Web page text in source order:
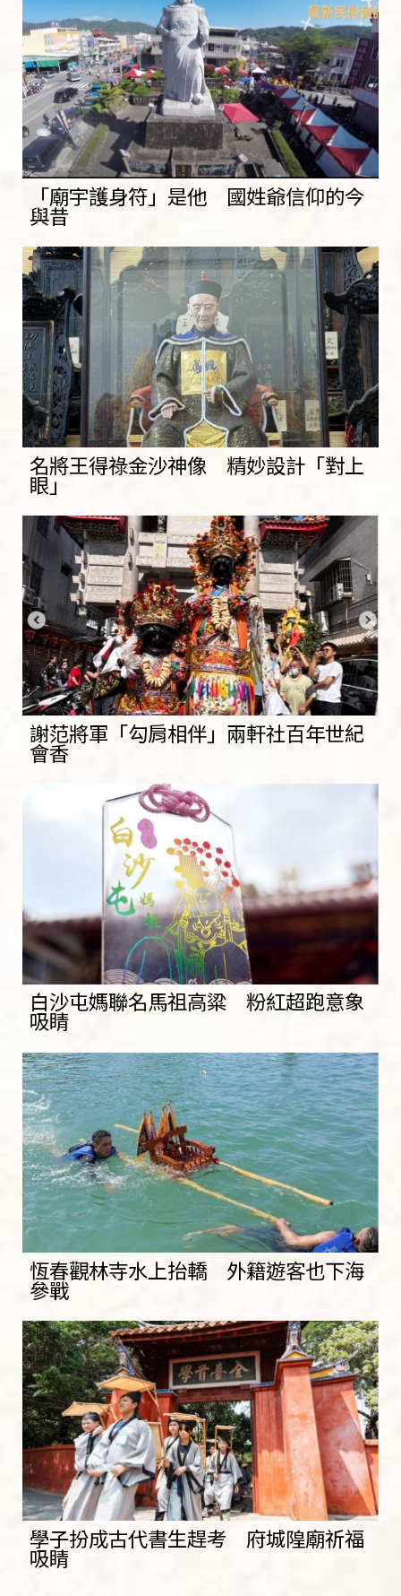
「廟宇護身符」是他 國姓爺信仰的今
與昔
名將王得祿金沙神像 精妙設計「對上
眼」
謝范將軍「勾肩相伴」兩軒社百年世紀
會香
白沙屯媽聯名馬祖高粱 粉紅超跑意象
吸睛
恆春觀林寺水上抬轎 外籍遊客也下海
參戰
學子扮成古代書生趕考 府城隍廟祈福
吸睛